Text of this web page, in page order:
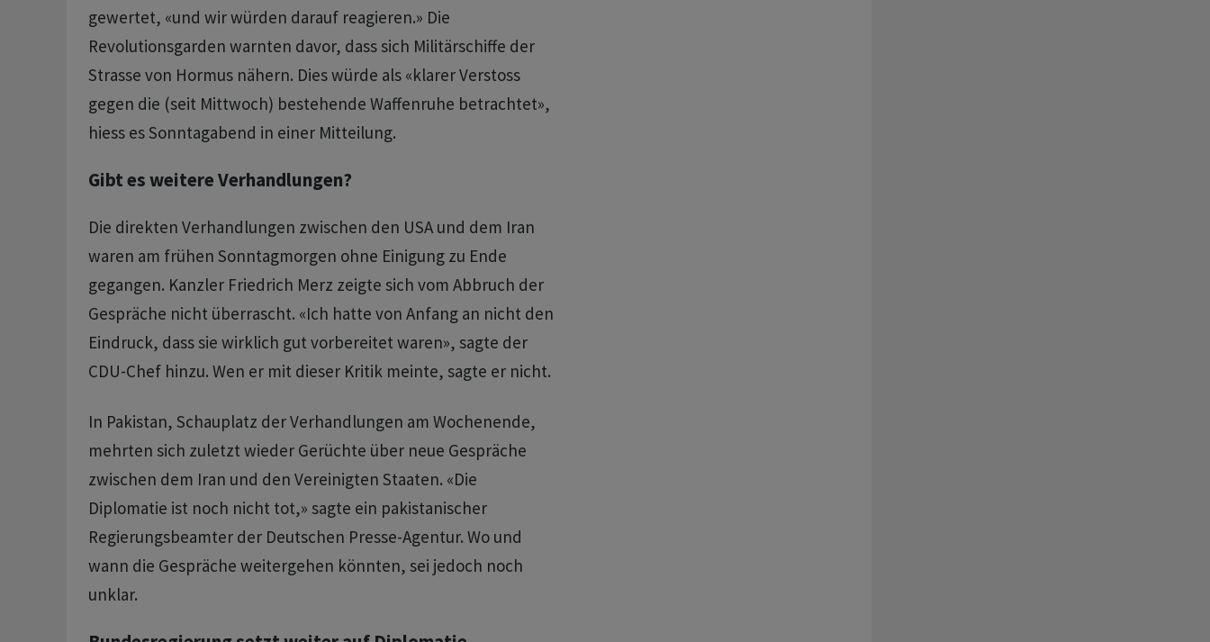
gewertet, «und wir würden darauf reagieren.» Die
Revolutionsgarden warnten davor, dass sich Militärschiffe der
Strasse von Hormus nähern. Dies würde als «klarer Verstoss
gegen die (seit Mittwoch) bestehende Waffenruhe betrachtet»,
hiess es Sonntagabend in einer Mitteilung.
Gibt es weitere Verhandlungen?
Die direkten Verhandlungen zwischen den USA und dem Iran
waren am frühen Sonntagmorgen ohne Einigung zu Ende
gegangen. Kanzler Friedrich Merz zeigte sich vom Abbruch der
Gespräche nicht überrascht. «Ich hatte von Anfang an nicht den
Eindruck, dass sie wirklich gut vorbereitet waren», sagte der
CDU-Chef hinzu. Wen er mit dieser Kritik meinte, sagte er nicht.
In Pakistan, Schauplatz der Verhandlungen am Wochenende,
mehrten sich zuletzt wieder Gerüchte über neue Gespräche
zwischen dem Iran und den Vereinigten Staaten. «Die
Diplomatie ist noch nicht tot,» sagte ein pakistanischer
Regierungsbeamter der Deutschen Presse-Agentur. Wo und
wann die Gespräche weitergehen könnten, sei jedoch noch
unklar.